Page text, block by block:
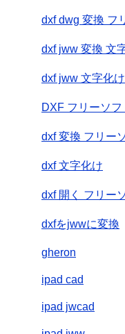
dxf dwg 変換 フ
dxf jww 変換 文
dxf jww 文字化け
DXF フリーソフ
dxf 変換 フリー
dxf 文字化け
dxf 開く フリー
dxfをjwwに変換
gheron
ipad cad
ipad jwcad